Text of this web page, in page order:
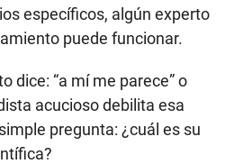
específicos, algún experto
puede funcionar.
dice: “a mí me parece” o
acucioso debilita esa
pregunta: ¿cuál es su